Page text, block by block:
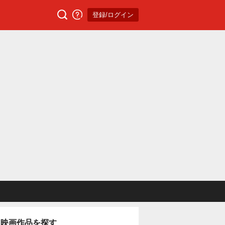
登録/ログイン
映画作品を探す